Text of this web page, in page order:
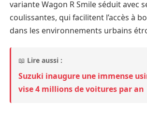
variante Wagon R Smile séduit avec
coulissantes, qui facilitent l’accès à
dans les environnements urbains
📖 Lire aussi :
Suzuki inaugure une immense
vise 4 millions de voitures par an